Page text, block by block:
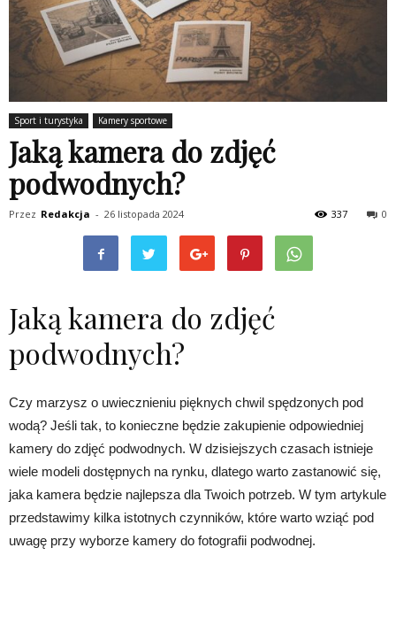
Sport i turystyka Kamery sportowe
Jaką kamera do zdjęć
podwodnych?
Przez Redakcja - 26 listopada 2024 0
337
Jaką kamera do zdjęć
podwodnych?
Czy marzysz o uwiecznieniu pięknych chwil spędzonych pod
wodą? Jeśli tak, to konieczne będzie zakupienie odpowiedniej
kamery do zdjęć podwodnych. W dzisiejszych czasach istnieje
wiele modeli dostępnych na rynku, dlatego warto zastanowić się,
jaka kamera będzie najlepsza dla Twoich potrzeb. W tym artykule
przedstawimy kilka istotnych czynników, które warto wziąć pod
uwagę przy wyborze kamery do fotografii podwodnej.